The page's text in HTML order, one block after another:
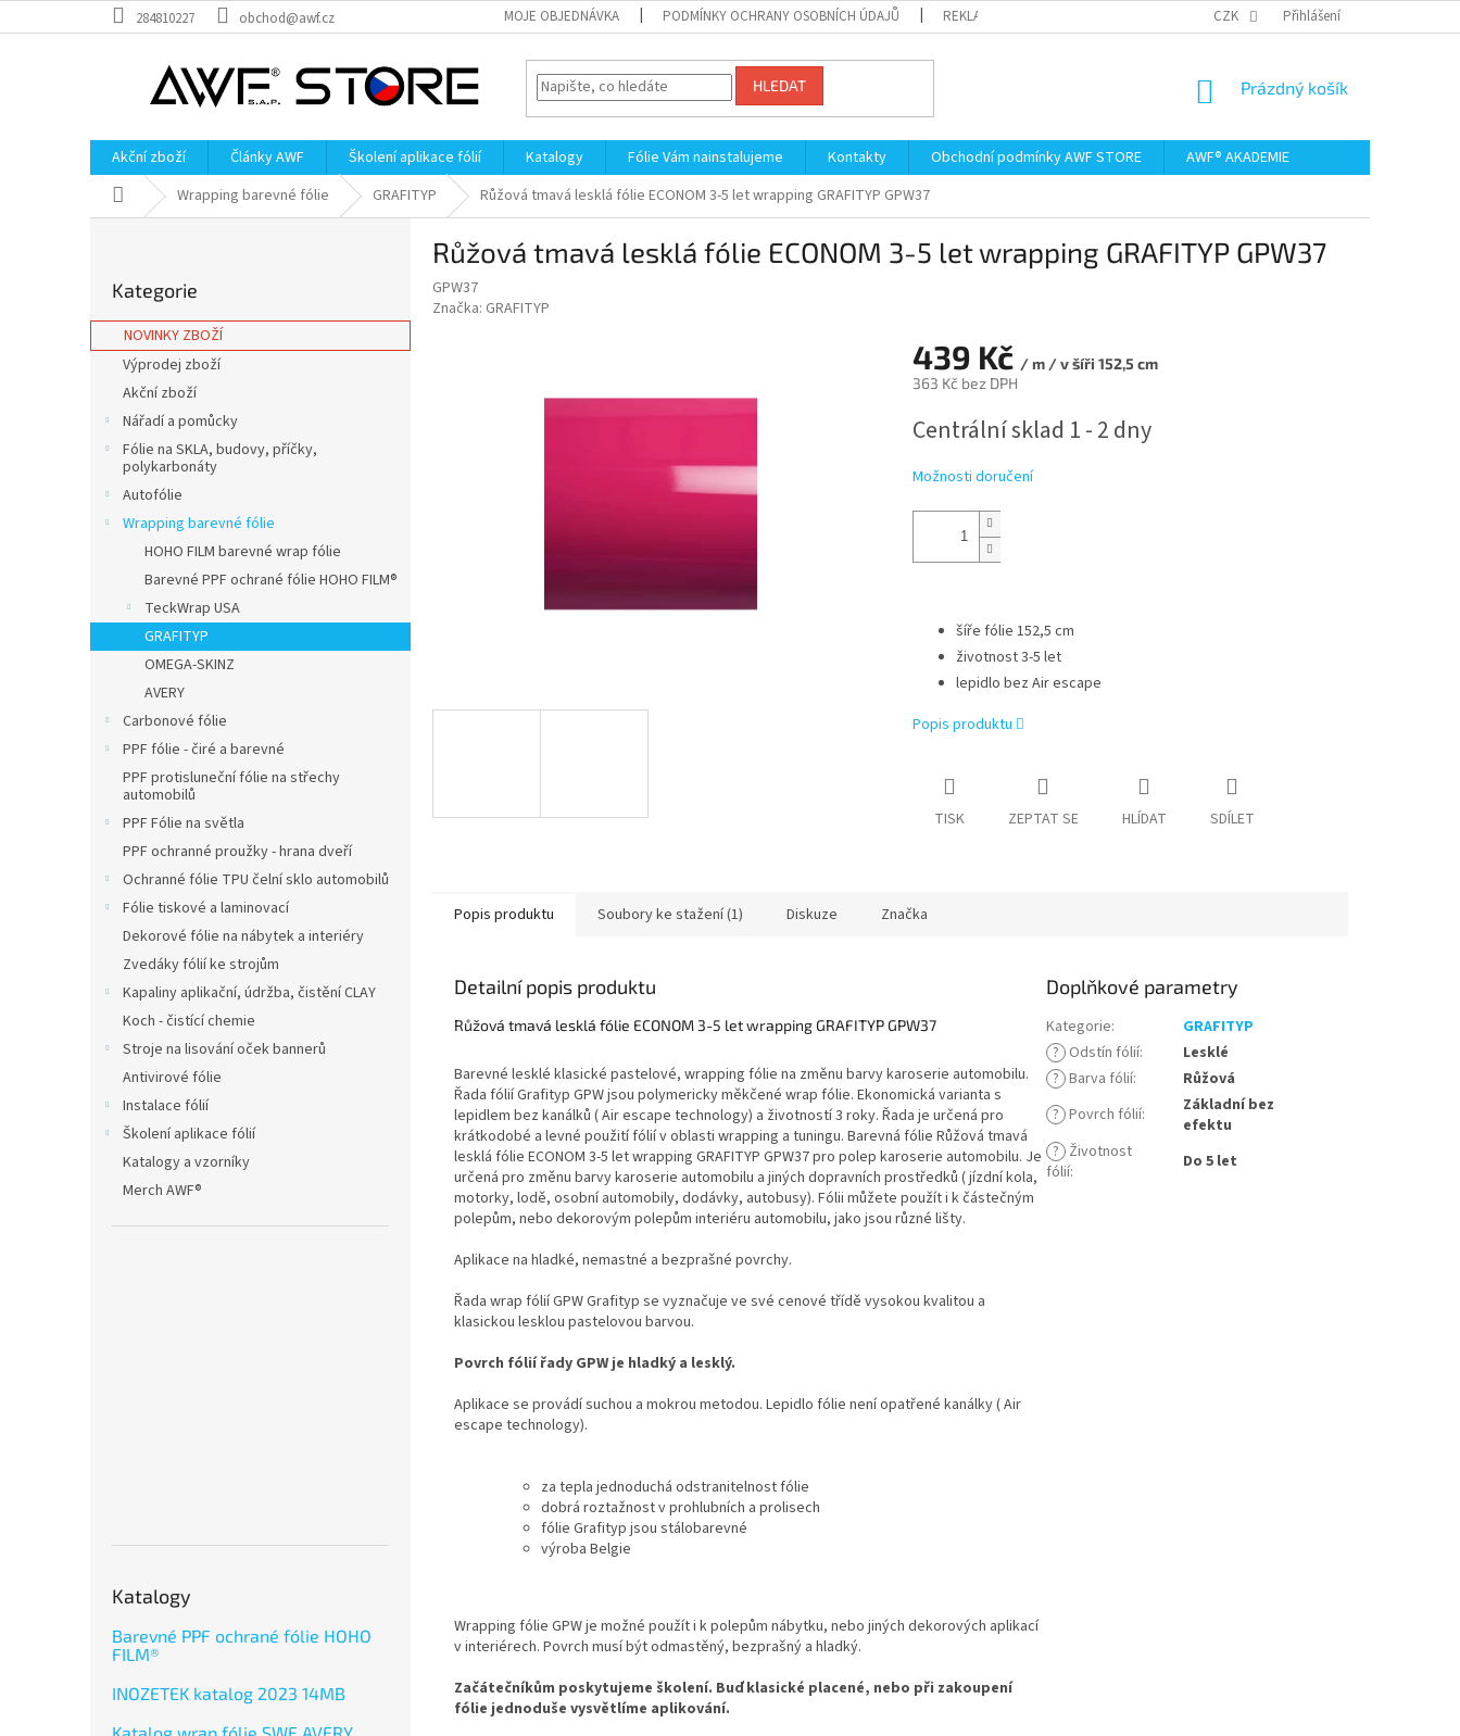
na
284810227 obchod@awf.cz MOJE OBJEDNÁVKA PODMÍNKY OCHRANY OSOBNÍCH ÚDAJŮ REKLAMACE A VRÁCENÍ ZBOŽÍ CZK Přihlášení
HLEDAT
NÁKUPNÍ
Prázdný košík
Akční zboží Články AWF Školení aplikace fólií Katalogy Fólie Vám nainstalujeme Kontakty Obchodní podmínky AWF STORE
AWF® AKADEMIE
Domů Wrapping barevné fólie GRAFITYP Růžová tmavá lesklá fólie ECONOM 3-5 let wrapping GRAFITYP GPW37
r
a
kategorie
Kategorie
NOVINKY ZBOŽÍ
Výprodej zboží
Akční zboží
Nářadí a pomůcky
Fólie na SKLA, budovy, příčky,
polykarbonáty
Autofólie
Wrapping barevné fólie
HOHO FILM barevné wrap fólie
Barevné PPF ochrané fólie HOHO FILM®
TeckWrap USA
GRAFITYP
OMEGA-SKINZ
AVERY
Carbonové fólie
PPF fólie - čiré a barevné
PPF protisluneční fólie na střechy
automobilů
PPF Fólie na světla
PPF ochranné proužky - hrana dveří
Ochranné fólie TPU čelní sklo automobilů
Fólie tiskové a laminovací
Dekorové fólie na nábytek a interiéry
Zvedáky fólií ke strojům
Kapaliny aplikační, údržba, čistění CLAY
Koch - čistící chemie
Stroje na lisování oček bannerů
Antivirové fólie
Instalace fólií
Školení aplikace fólií
Katalogy a vzorníky
Merch AWF®
Katalogy
Barevné PPF ochrané fólie HOHO
FILM®
INOZETEK katalog 2023 14MB
Růžová tmavá lesklá fólie ECONOM 3-5 let wrapping GRAFITYP GPW37
GPW37
Značka: GRAFITYP
439 Kč / m / v šíři 152,5 cm
363 Kč bez DPH
cena:
Centrální sklad 1 - 2 dny
Možnosti doručení
šíře fólie 152,5 cm
životnost 3-5 let
lepidlo bez Air escape
Popis produktu
TISK ZEPTAT SE HLÍDAT SDÍLET
Popis produktu Soubory ke stažení (1) Diskuze Značka
Detailní popis produktu
Růžová tmavá lesklá fólie ECONOM 3-5 let wrapping GRAFITYP GPW37
Barevné lesklé klasické pastelové, wrapping fólie na změnu barvy karoserie automobilu.
Řada fólií Grafityp GPW jsou polymericky měkčené wrap fólie. Ekonomická varianta s
lepidlem bez kanálků ( Air escape technology) a životností 3 roky. Řada je určená pro
krátkodobé a levné použití fólií v oblasti wrapping a tuningu. Barevná fólie Růžová tmavá
lesklá fólie ECONOM 3-5 let wrapping GRAFITYP GPW37 pro polep karoserie automobilu. Je
určená pro změnu barvy karoserie automobilu a jiných dopravních prostředků ( jízdní kola,
motorky, lodě, osobní automobily, dodávky, autobusy). Fólii můžete použít i k částečným
polepům, nebo dekorovým polepům interiéru automobilu, jako jsou různé lišty.
Aplikace na hladké, nemastné a bezprašné povrchy.
Řada wrap fólií GPW Grafityp se vyznačuje ve své cenové třídě vysokou kvalitou a
klasickou lesklou pastelovou barvou.
Povrch fólií řady GPW je hladký a lesklý.
Aplikace se provádí suchou a mokrou metodou. Lepidlo fólie není opatřené kanálky ( Air
escape technology).
za tepla jednoduchá odstranitelnost fólie
dobrá roztažnost v prohlubních a prolisech
fólie Grafityp jsou stálobarevné
výroba Belgie
Wrapping fólie GPW je možné použít i k polepům nábytku, nebo jiných dekorových aplikací
v interiérech. Povrch musí být odmastěný, bezprašný a hladký.
Začátečníkům poskytujeme školení. Buď klasické placené, nebo při zakoupení
fólie jednoduše vysvětlíme aplikování.
Doplňkové parametry
Kategorie:
GRAFITYP
? Odstín fólií:
Lesklé
? Barva fólií:
Růžová
? Povrch fólií:
Základní bez
efektu
? Životnost
fólií: Do 5 let